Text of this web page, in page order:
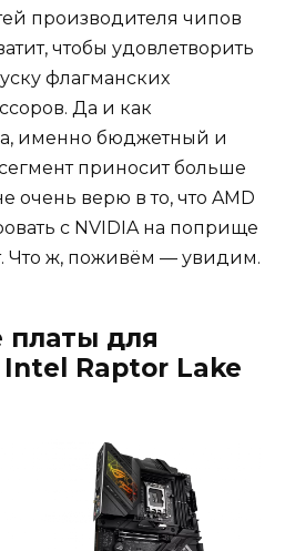
производителя чипов
чтобы удовлетворить
флагманских
Да и как
именно бюджетный и
приносит больше
очень верю в то, что AMD
с NVIDIA на поприще
Что ж, поживём — увидим.
платы для
Raptor Lake